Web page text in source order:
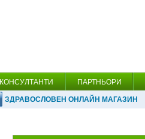
КОНСУЛТАНТИ ПАРТНЬОРИ
ЗДРАВОСЛОВЕН ОНЛАЙН МАГАЗИН